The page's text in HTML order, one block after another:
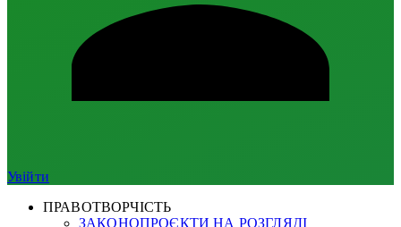
Увійти
ПРАВОТВОРЧІСТЬ
ЗАКОНОПРОЄКТИ НА РОЗГЛЯДІ